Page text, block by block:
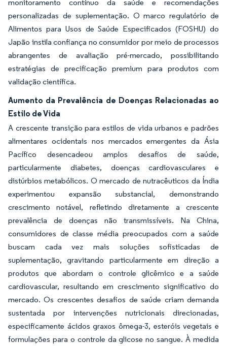
monitoramento contínuo da saúde e recomendações
personalizadas de suplementação. O marco regulatório de
Alimentos para Usos de Saúde Especificados (FOSHU) do
Japão instila confiança no consumidor por meio de processos
abrangentes de avaliação pré-mercado, possibilitando
estratégias de precificação premium para produtos com
validação científica.
Aumento da Prevalência de Doenças Relacionadas ao
Estilo de Vida
A crescente transição para estilos de vida urbanos e padrões
alimentares ocidentais nos mercados emergentes da Ásia
Pacífico desencadeou amplos desafios de saúde,
particularmente diabetes, doenças cardiovasculares e
distúrbios metabólicos. O mercado de nutracêuticos da Índia
experimentou expansão substancial, demonstrando
crescimento notável, refletindo diretamente a crescente
prevalência de doenças não transmissíveis. Na China,
consumidores de classe média preocupados com a saúde
buscam cada vez mais soluções sofisticadas de
suplementação, gravitando particularmente em direção a
produtos que abordam o controle glicêmico e a saúde
cardiovascular, resultando em crescimento significativo do
mercado. Os crescentes desafios de saúde criam demanda
sustentada por intervenções nutricionais direcionadas,
especificamente ácidos graxos ômega-3, esteróis vegetais e
formulações para o controle da glicose no sangue. À medida